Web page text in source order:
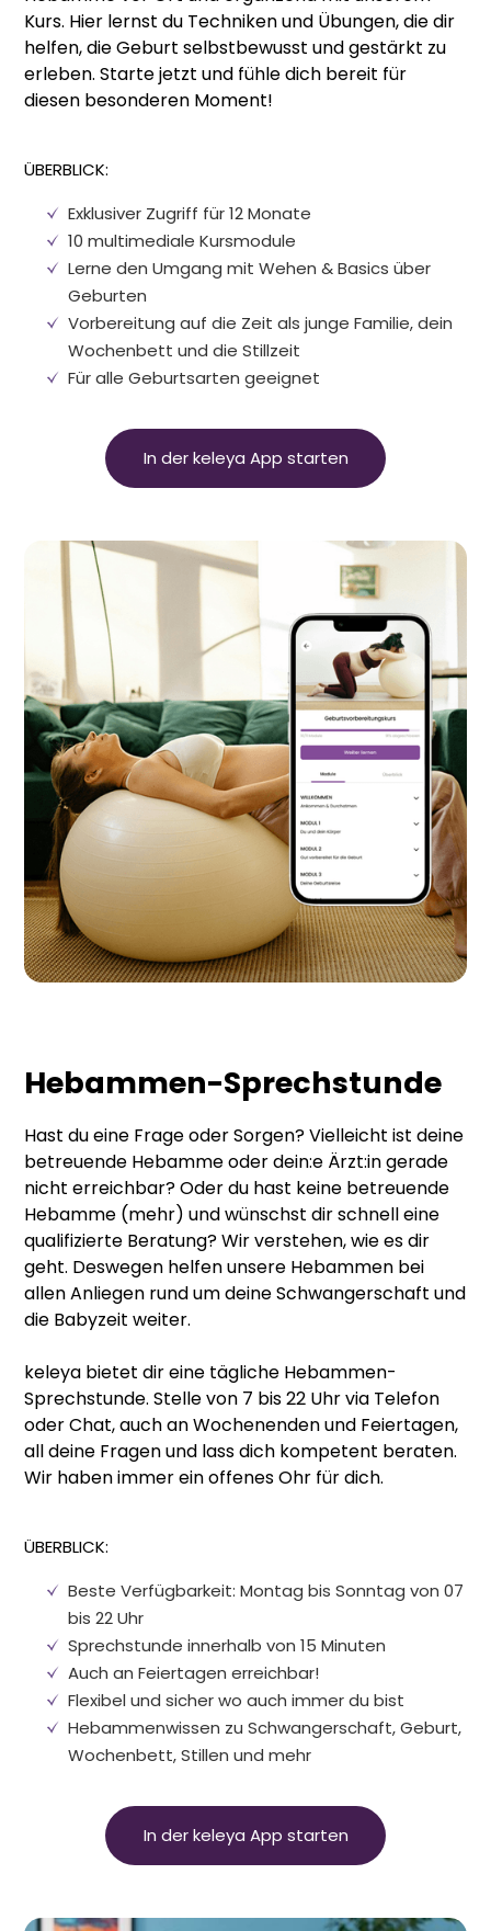
Kurs. Hier lernst du Techniken und Übungen, die dir
helfen, die Geburt selbstbewusst und gestärkt zu
erleben. Starte jetzt und fühle dich bereit für
diesen besonderen Moment!
ÜBERBLICK:
Exklusiver Zugriff für 12 Monate
10 multimediale Kursmodule
Lerne den Umgang mit Wehen&Basics über
Geburten
Vorbereitung auf die Zeit als junge Familie, dein
Wochenbett und die Stillzeit
Für alle Geburtsarten geeignet
In der keleya App starten
Hebammen-Sprechstunde
Hast du eine Frage oder Sorgen? Vielleicht ist deine
betreuende Hebamme oder dein:e Ärzt:in gerade
nicht erreichbar? Oder du hast keine betreuende
Hebamme (mehr) und wünschst dir schnell eine
qualifizierte Beratung? Wir verstehen, wie es dir
geht. Deswegen helfen unsere Hebammen bei
allen Anliegen rund um deine Schwangerschaft und
die Babyzeit weiter.
keleya bietet dir eine tägliche Hebammen-
Sprechstunde. Stelle von 7 bis 22 Uhr via Telefon
oder Chat, auch an Wochenenden und Feiertagen,
all deine Fragen und lass dich kompetent beraten.
Wir haben immer ein offenes Ohr für dich.
ÜBERBLICK:
Beste Verfügbarkeit: Montag bis Sonntag von 07
bis 22 Uhr
Sprechstunde innerhalb von 15 Minuten
Auch an Feiertagen erreichbar!
Flexibel und sicher wo auch immer du bist
Hebammenwissen zu Schwangerschaft, Geburt,
Wochenbett, Stillen und mehr
In der keleya App starten